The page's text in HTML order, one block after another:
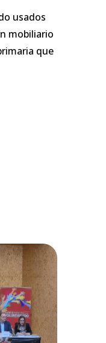
usados
mobiliario
que